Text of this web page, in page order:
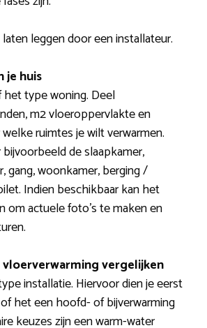
leggen door een installateur.
je huis
het type woning. Deel
m2 vloeroppervlakte en
ruimtes je wilt verwarmen.
de slaapkamer,
gang, woonkamer, berging /
Indien beschikbaar kan het
om actuele foto’s te maken en
vergelijken
installatie. Hiervoor dien je eerst
het een hoofd- of bijverwarming
keuzes zijn een warm-water